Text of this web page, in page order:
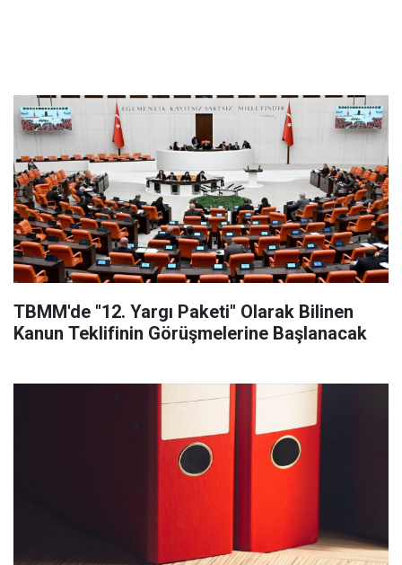
TBMM'de "12. Yargı Paketi" Olarak Bilinen
Kanun Teklifinin Görüşmelerine Başlanacak